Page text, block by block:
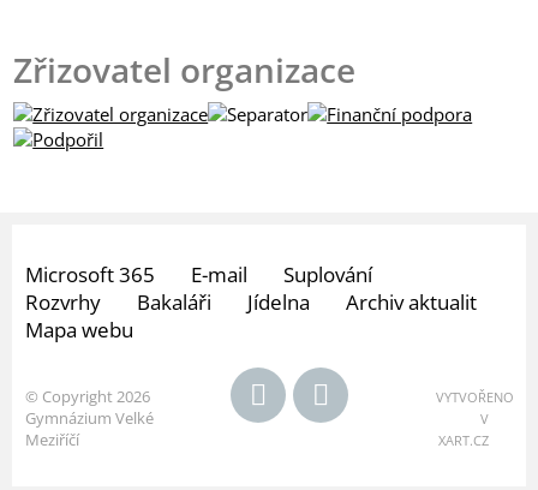
Zřizovatel organizace
Microsoft 365 E-mail
Suplování
Rozvrhy
Bakaláři Jídelna
Archiv aktualit
Mapa webu
© Copyright 2026
Gymnázium Velké
Meziříčí
VYTVOŘENO
V
XART.CZ